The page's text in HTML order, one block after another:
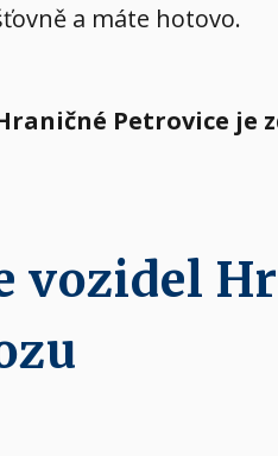
a máte hotovo.
Petrovice
vozidel